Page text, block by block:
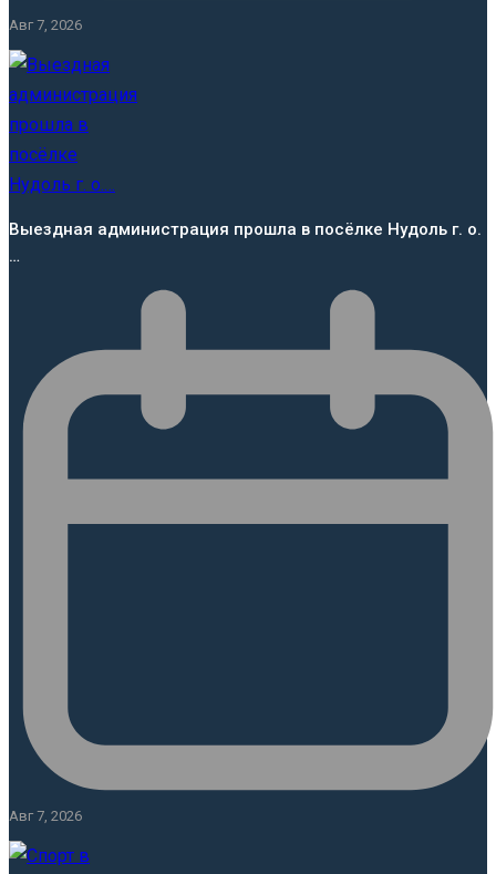
Авг 7, 2026
Выездная администрация прошла в посёлке Нудоль г. о.
…
Авг 7, 2026